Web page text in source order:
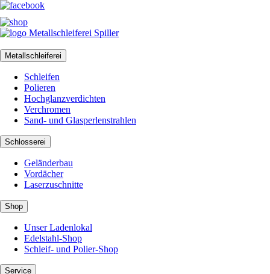
Metallschleiferei
Schleifen
Polieren
Hochglanzverdichten
Verchromen
Sand- und Glasperlenstrahlen
Schlosserei
Geländerbau
Vordächer
Laserzuschnitte
Shop
Unser Ladenlokal
Edelstahl-Shop
Schleif- und Polier-Shop
Service